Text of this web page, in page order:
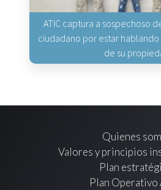
ATIC captura a sospechoso
ciudadano por estar
de su
Quienes
Valores y principios
Plan
Plan Operativo